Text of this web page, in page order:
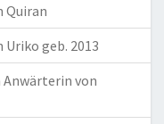
Quiran
geb. 2013
von